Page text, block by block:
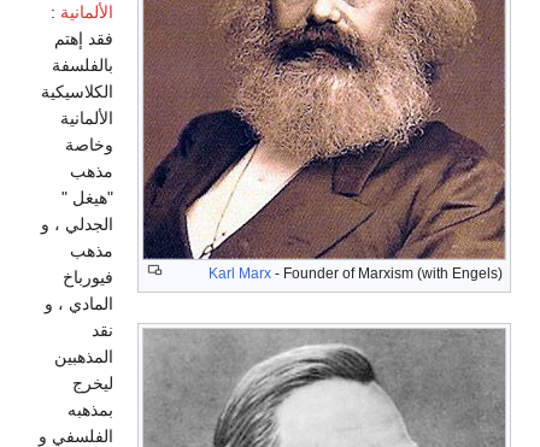
Karl Marx - Founder of Marxism (with Engels)
الألمانية :
فقد إهتم
بالفلسفة
الكلاسيكية
الألمانية
وخاصة
مذهب
"هيغل "
الجدلي ، و
مذهب
فيورباخ
المادي ، و
نقد
المذهبين
ليخرج
بمذهبه
الفلسفي و